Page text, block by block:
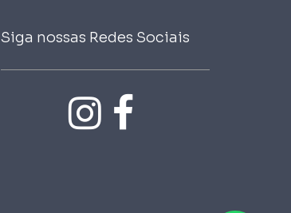
Siga nossas Redes Sociais